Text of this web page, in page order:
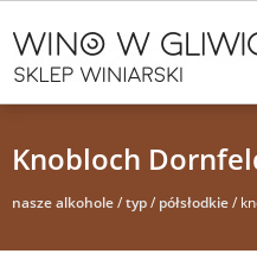
Knobloch
nasze alkohole/typ/ półsłodkie/